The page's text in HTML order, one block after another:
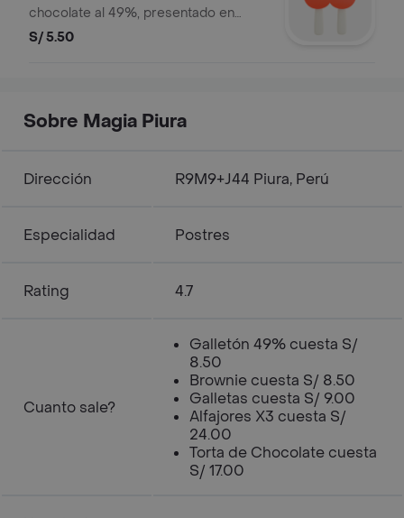
chocolate al 49%, presentado en
forma de bombones.
S/ 5.50
Sobre Magia Piura
Dirección R9M9+J44 Piura, Perú
Especialidad Postres
Rating 4.7
Cuanto sale?
Galletón 49% cuesta S/
8.50
Brownie cuesta S/ 8.50
Galletas cuesta S/ 9.00
Alfajores X3 cuesta S/
24.00
Torta de Chocolate cuesta
S/ 17.00